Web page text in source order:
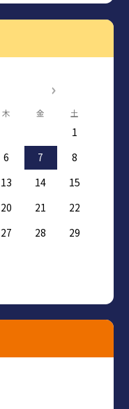
木 金 土
1
6 7
8
13 14
15
20 21
22
27 28
29